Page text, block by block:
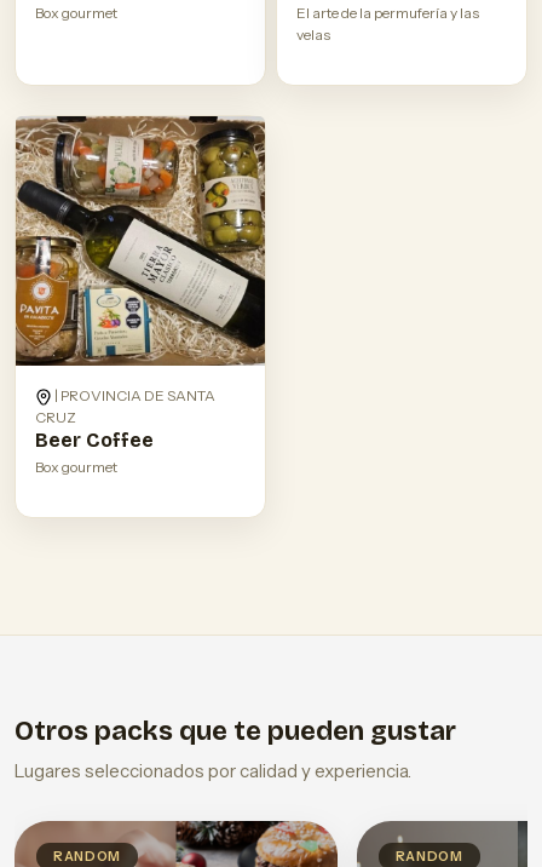
Box gourmet
El arte de la permufería y las
velas
| PROVINCIA DE SANTA
CRUZ
Beer Coffee
Box gourmet
Otros packs que te pueden gustar
Lugares seleccionados por calidad y experiencia.
RANDOM RANDOM